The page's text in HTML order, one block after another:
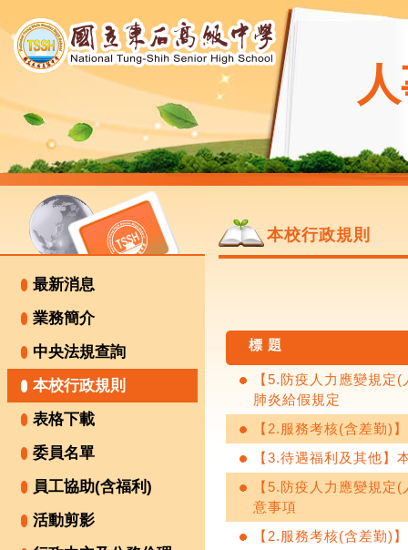
最新消息
業務簡介
中央法規查詢
本校行政規則
表格下載
委員名單
員工協助(含福利)
活動剪影
本校行政規則
標 題
【5.防疫人力應變規定
肺炎給假規定
【2.服務考核(含差勤)
【3.待遇福利及其他】
【5.防疫人力應變規定
意事項
【2.服務考核(含差勤)